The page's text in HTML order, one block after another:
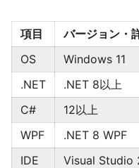
項目
バージョン・
OS
Windows 11
.NET
.NET 8以上
C#
12以上
WPF
.NET 8 WPF
IDE
Visual Studio